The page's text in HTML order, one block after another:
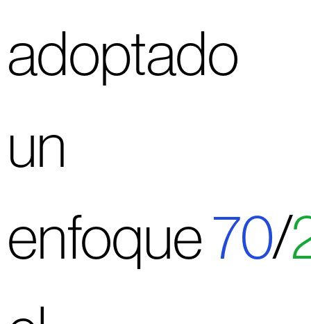
adoptado
un
enfoque70/